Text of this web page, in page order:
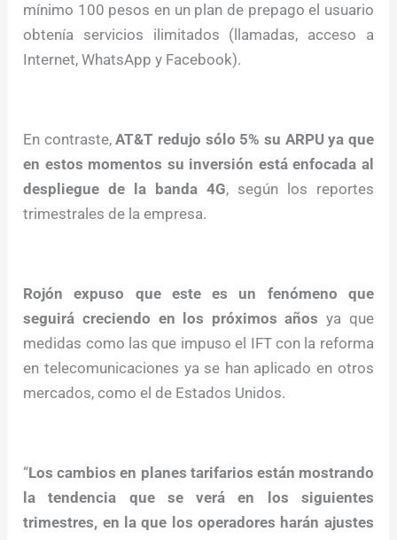
mínimo 100 pesos en un plan de prepago el usuario
obtenía servicios ilimitados (llamadas, acceso a
Internet, WhatsApp y Facebook).
En contraste,AT&T redujo sólo 5% su ARPU ya que
en estos momentos su inversión está enfocada al
despliegue de la banda 4G, según los reportes
trimestrales de la empresa.
Rojón expuso que este es un fenómeno que
seguirá creciendo en los próximos añosya que
medidas como las que impuso el IFT con la reforma
en telecomunicaciones ya se han aplicado en otros
mercados, como el de Estados Unidos.
“Los cambios en planes tarifarios están mostrando
la tendencia que se verá en los siguientes
trimestres, en la que los operadores harán ajustes